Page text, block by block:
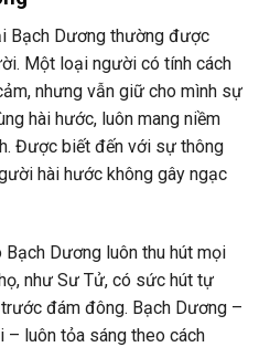
Bạch Dương thường được
Một loại người có tính cách
nhưng vẫn giữ cho mình sự
hài hước, luôn mang niềm
Được biết đến với sự thông
hài hước không gây ngạc
Dương luôn thu hút mọi
như Sư Tử, có sức hút tự
đám đông. Bạch Dương –
– luôn tỏa sáng theo cách